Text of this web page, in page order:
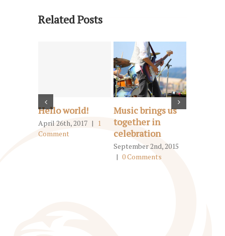
Related Posts
Hello world!
April 26th, 2017 | 1
Comment
Music brings us
together in
celebration
September 2nd, 2015
| 0 Comments